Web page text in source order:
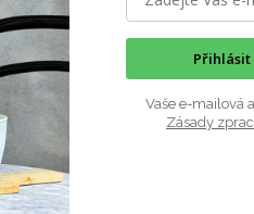
Přihlásit
Vaše e-mailová
Zásady